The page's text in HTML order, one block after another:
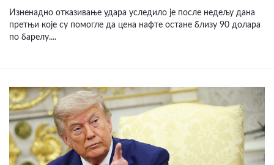
Изненадно отказивање удара уследило је после недељу дана
претњи које су помогле да цена нафте остане близу 90 долара
по барелу....